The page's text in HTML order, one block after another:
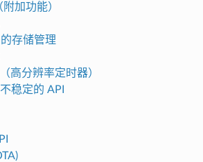
附加功能）
存储管理
高分辨率定时器）
稳定的 API